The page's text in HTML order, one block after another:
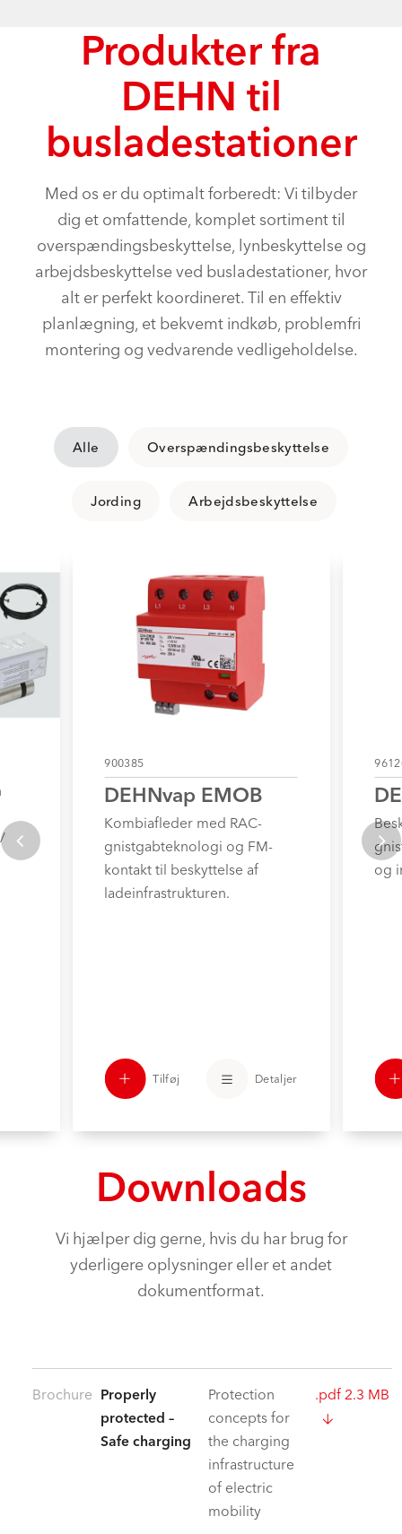
Produkter fra
DEHN til
busladestationer
Med os er du optimalt forberedt: Vi tilbyder
dig et omfattende, komplet sortiment til
overspændingsbeskyttelse, lynbeskyttelse og
arbejdsbeskyttelse ved busladestationer, hvor
alt er perfekt koordineret. Til en effektiv
planlægning, et bekvemt indkøb, problemfri
montering og vedvarende vedligeholdelse.
Alle Overspændingsbeskyttelse
Jording Arbejdsbeskyttelse
900385
DEHNvap EMOB
Kombiafleder med RAC-
gnistgabteknologi og FM-
kontakt til beskyttelse af
ladeinfrastrukturen.
Tilføj Detaljer
og
Downloads
Vi hjælper dig gerne, hvis du har brug for
yderligere oplysninger eller et andet
dokumentformat.
Brochure Properly
protected –
Safe charging
Protection
concepts for
the charging
infrastructure
of electric
mobility
.pdf 2.3 MB